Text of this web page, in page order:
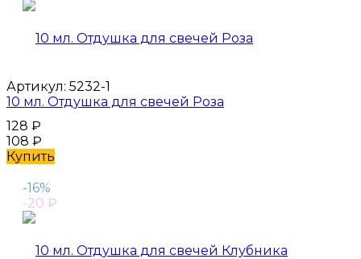
Артикул: 5232-1
10 мл. Отдушка для свечей Роза
128 ₽
108 ₽
Купить
-16%
-20 ₽